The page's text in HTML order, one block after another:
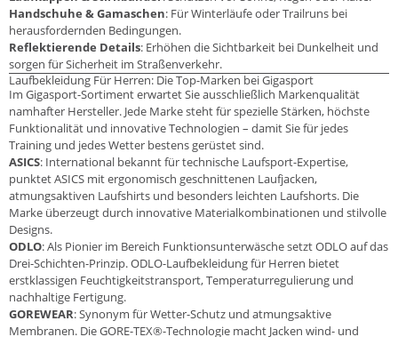
Handschuhe & Gamaschen: Für Winterläufe oder Trailruns bei
herausfordernden Bedingungen.
Reflektierende Details: Erhöhen die Sichtbarkeit bei Dunkelheit und
sorgen für Sicherheit im Straßenverkehr.
Laufbekleidung Für Herren: Die Top-Marken bei Gigasport
Im Gigasport-Sortiment erwartet Sie ausschließlich Markenqualität
namhafter Hersteller. Jede Marke steht für spezielle Stärken, höchste
Funktionalität und innovative Technologien – damit Sie für jedes
Training und jedes Wetter bestens gerüstet sind.
ASICS: International bekannt für technische Laufsport-Expertise,
punktet ASICS mit ergonomisch geschnittenen Laufjacken,
atmungsaktiven Laufshirts und besonders leichten Laufshorts. Die
Marke überzeugt durch innovative Materialkombinationen und stilvolle
Designs.
ODLO: Als Pionier im Bereich Funktionsunterwäsche setzt ODLO auf das
Drei-Schichten-Prinzip. ODLO-Laufbekleidung für Herren bietet
erstklassigen Feuchtigkeitstransport, Temperaturregulierung und
nachhaltige Fertigung.
GOREWEAR: Synonym für Wetter-Schutz und atmungsaktive
Membranen. Die GORE-TEX®-Technologie macht Jacken wind- und